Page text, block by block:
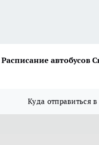
Расписание автобусов
Куда отправиться в